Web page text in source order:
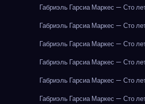
Габриэль Гарсиа Маркес — Сто
Габриэль Гарсиа Маркес — Сто
Габриэль Гарсиа Маркес — Сто
Габриэль Гарсиа Маркес — Сто
Габриэль Гарсиа Маркес — Сто
Габриэль Гарсиа Маркес — Сто